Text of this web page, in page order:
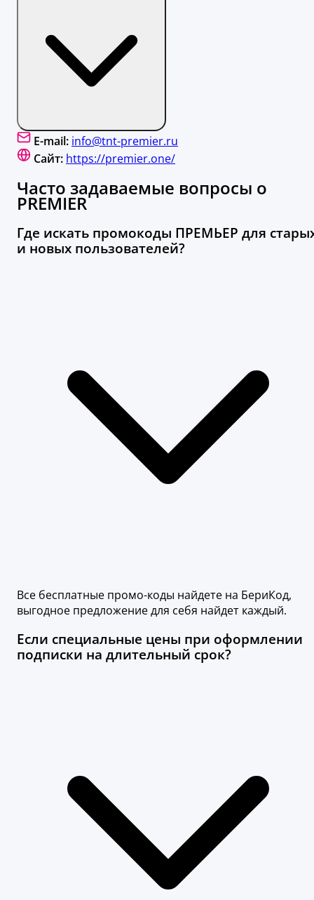
E-mail: info@tnt-premier.ru
Сайт: https://premier.one/
Часто задаваемые вопросы о
PREMIER
Где искать промокоды ПРЕМЬЕР для
и новых пользователей?
Все бесплатные промо-коды найдете на БериКод,
выгодное предложение для себя найдет каждый.
Если специальные цены при оформлении
подписки на длительный срок?